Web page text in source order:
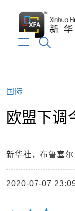
国际
欧盟下调
新华社，布鲁塞尔
2020-07-07